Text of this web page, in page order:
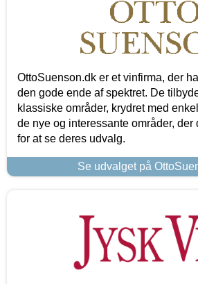
OttoSuenson.dk er et vinfirma, der
den gode ende af spektret. De
klassiske områder, krydret med
de nye og interessante områder, der
for at se deres udvalg.
Se udvalget på